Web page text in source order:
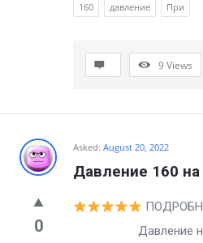
160 давление При
9Views
Asked: August 20, 2022
Давление 160
0
Давление